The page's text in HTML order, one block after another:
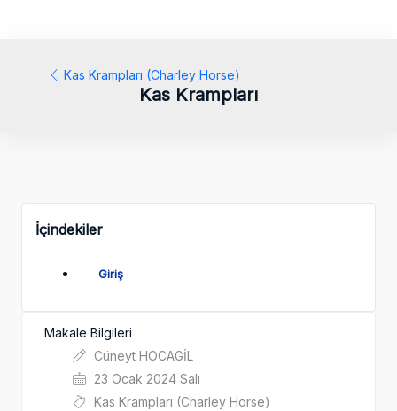
Kas Krampları (Charley Horse)
Kas Krampları
İçindekiler
Giriş
Makale Bilgileri
Cüneyt HOCAGİL
23 Ocak 2024 Salı
Kas Krampları (Charley Horse)